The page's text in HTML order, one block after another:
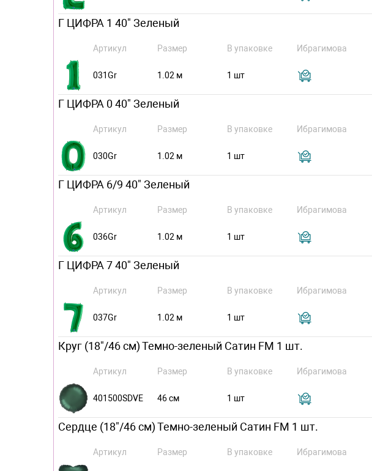
Г ЦИФРА 1 40" Зеленый
Артикул Размер В упаковке Ибрагимова
031Gr 1.02 м 1 шт
Г ЦИФРА 0 40" Зеленый
Артикул Размер В упаковке Ибрагимова
030Gr 1.02 м 1 шт
Г ЦИФРА 6/9 40" Зеленый
Артикул Размер В упаковке Ибрагимова
036Gr 1.02 м 1 шт
Г ЦИФРА 7 40" Зеленый
Артикул Размер В упаковке Ибрагимова
037Gr 1.02 м 1 шт
Круг (18"/46 см) Темно-зеленый Сатин FM 1 шт.
Артикул Размер В упаковке Ибрагимова
401500SDVE 46 см 1 шт
Сердце (18"/46 см) Темно-зеленый Сатин FM 1 шт.
Артикул Размер В упаковке Ибрагимова